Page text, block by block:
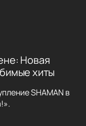
Новая
хиты
SHAMAN в